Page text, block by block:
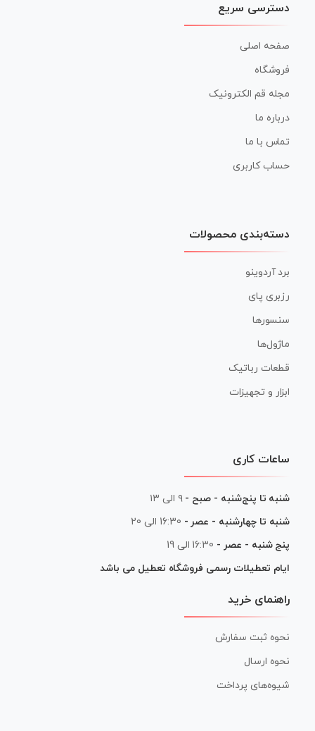
دسترسی سریع
صفحه اصلی
فروشگاه
مجله قم الکترونیک
درباره ما
تماس با ما
حساب کاربری
دسته‌بندی محصولات
برد آردوینو
رزبری پای
سنسورها
ماژول‌ها
قطعات رباتیک
ابزار و تجهیزات
ساعات کاری
شنبه تا پنج‌شنبه - صبح - ۹ الی ۱۳
شنبه تا چهارشنبه - عصر - 16:30 الی 20
پنج شنبه - عصر - 16:30 الی 19
ایام تعطیلات رسمی فروشگاه تعطیل می باشد
راهنمای خرید
نحوه ثبت سفارش
نحوه ارسال
شیوه‌های پرداخت